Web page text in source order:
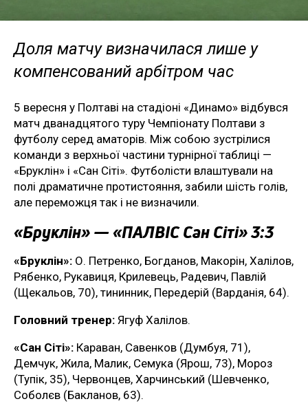
Доля матчу визначилася лише у
компенсований арбітром час
5 вересня у Полтаві на стадіоні «Динамо» відбувся
матч дванадцятого туру Чемпіонату Полтави з
футболу серед аматорів. Між собою зустрілися
команди з верхньої частини турнірної таблиці —
«Бруклін» і «Сан Сіті». Футболісти влаштували на
полі драматичне протистояння, забили шість голів,
але переможця так і не визначили.
«Бруклін» — «ПАЛВІС Сан Сіті» 3:3
«Бруклін»: О. Петренко, Богданов, Макорін, Халілов,
Рябенко, Рукавиця, Крилевець, Радевич, Павлій
(Щекальов, 70), тининник, Передерій (Варданія, 64).
Головний тренер: Ягуф Халілов.
«Сан Сіті»: Караван, Савенков (Думбуя, 71),
Демчук, Жила, Малик, Семука (Ярош, 73), Мороз
(Тупік, 35), Червонцев, Харчинський (Шевченко,
Соболєв (Бакланов, 63).